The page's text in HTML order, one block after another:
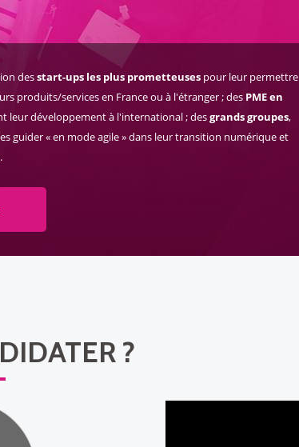
desstart-ups les plus prometteusespour leur permettre
produits/services en France ou à l'étranger ; des PME en
leur développement à l'international ; desgrands groupes,
guider « en mode agile » dans leur transition numérique et
?